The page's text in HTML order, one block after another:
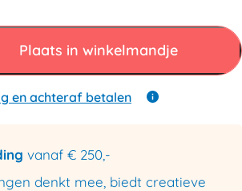
Plaats in winkelmandje
en achteraf betalen
vanaf € 250,-
denkt mee, biedt creatieve